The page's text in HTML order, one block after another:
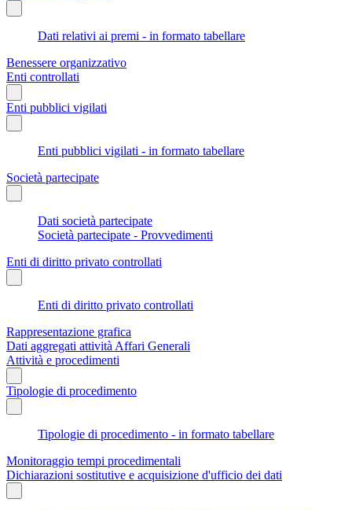
Dati relativi ai premi - in formato tabellare
Benessere organizzativo
Enti controllati
Enti pubblici vigilati
Enti pubblici vigilati - in formato tabellare
Società partecipate
Dati società partecipate
Società partecipate - Provvedimenti
Enti di diritto privato controllati
Enti di diritto privato controllati
Rappresentazione grafica
Dati aggregati attività Affari Generali
Attività e procedimenti
Tipologie di procedimento
Tipologie di procedimento - in formato tabellare
Monitoraggio tempi procedimentali
Dichiarazioni sostitutive e acquisizione d'ufficio dei dati